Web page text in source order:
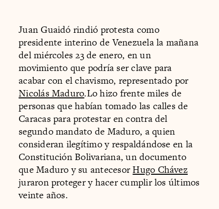
Juan Guaidó rindió protesta como
presidente interino de Venezuela la mañana
del miércoles 23 de enero, en un
movimiento que podría ser clave para
acabar con el chavismo, representado por
Nicolás Maduro.Lo hizo frente miles de
personas que habían tomado las calles de
Caracas para protestar en contra del
segundo mandato de Maduro, a quien
consideran ilegítimo y respaldándose en la
Constitución Bolivariana, un documento
que Maduro y su antecesorHugo Chávez
juraron proteger y hacer cumplir los últimos
veinte años.